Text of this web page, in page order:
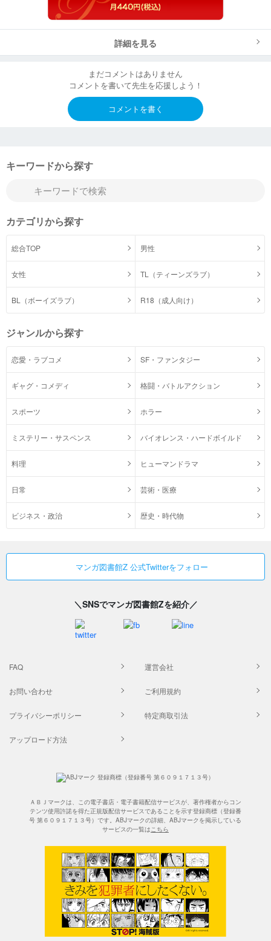
詳細を見る
まだコメントはありません
コメントを書いて先生を応援しよう！
コメントを書く
キーワードから探す
カテゴリから探す
総合TOP 男性
女性 TL（ティーンズラブ）
BL（ボーイズラブ） R18（成人向け）
ジャンルから探す
恋愛・ラブコメ SF・ファンタジー
ギャグ・コメディ 格闘・バトルアクション
スポーツ ホラー
ミステリー・サスペンス バイオレンス・ハードボイルド
料理 ヒューマンドラマ
日常 芸術・医療
ビジネス・政治 歴史・時代物
マンガ図書館Z 公式Twitterをフォロー
＼SNSでマンガ図書館Zを紹介／
FAQ 運営会社
お問い合わせ ご利用規約
プライバシーポリシー 特定商取引法
アップロード方法
ＡＢＪマークは、この電子書店・電子書籍配信サービスが、著作権者からコン
テンツ使用許諾を得た正規版配信サービスであることを示す登録商標（登録番
号 第６０９１７１３号）です。ABJマークの詳細、ABJマークを掲示している
サービスの一覧はこちら